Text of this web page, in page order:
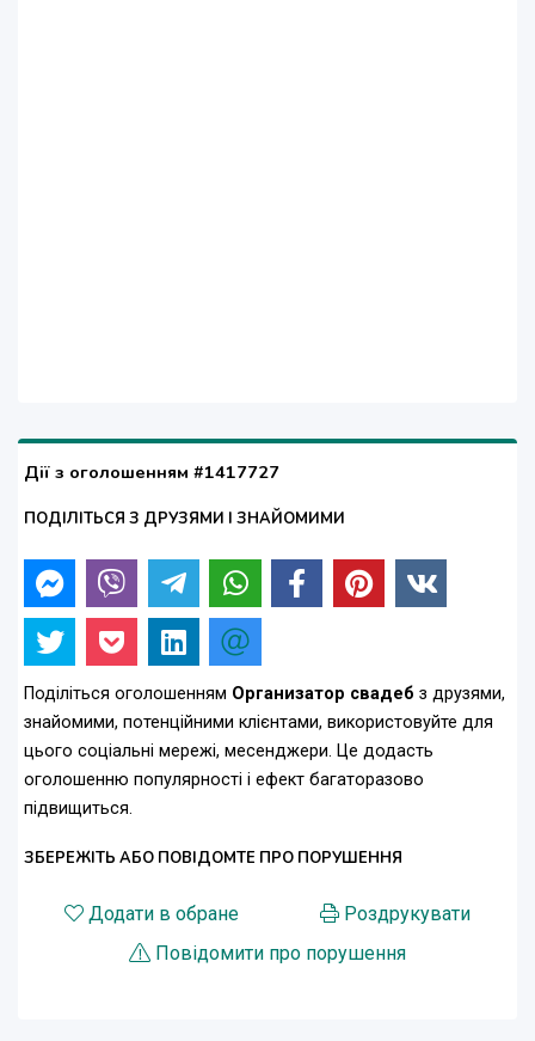
Дії з оголошенням #1417727
ПОДІЛІТЬСЯ З ДРУЗЯМИ І ЗНАЙОМИМИ
Поділіться оголошенням Организатор свадеб з друзями,
знайомими, потенційними клієнтами, використовуйте для
цього соціальні мережі, месенджери. Це додасть
оголошенню популярності і ефект багаторазово
підвищиться.
ЗБЕРЕЖІТЬ АБО ПОВІДОМТЕ ПРО ПОРУШЕННЯ
Додати в обране
Роздрукувати
Повідомити про порушення